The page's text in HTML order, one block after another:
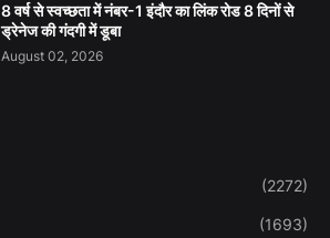
8 वर्ष से स्वच्छता में नंबर-1 इंदौर का लिंक रोड 8 दिनों से
ड्रेनेज की गंदगी में डूबा
August 02, 2026
(2272)
(1693)